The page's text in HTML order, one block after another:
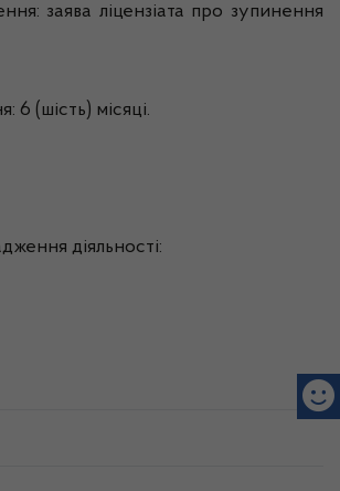
заява ліцензіата про зупинення
6 (шість) місяці.
діяльності: